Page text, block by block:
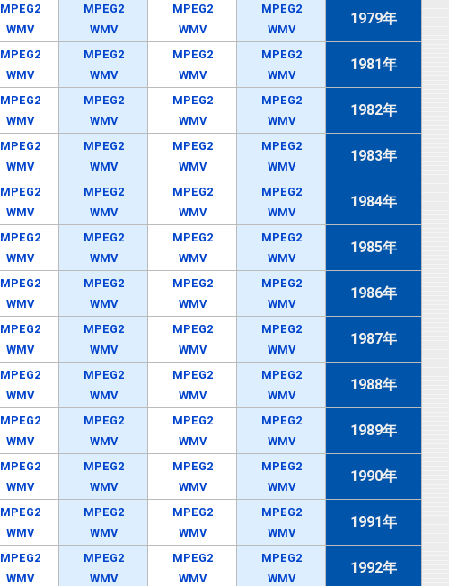
MPEG2
WMV
MPEG2
WMV
MPEG2
WMV
MPEG2
WMV
1979年
MPEG2
WMV
MPEG2
WMV
MPEG2
WMV
MPEG2
WMV
1981年
MPEG2
WMV
MPEG2
WMV
MPEG2
WMV
MPEG2
WMV
1982年
MPEG2
WMV
MPEG2
WMV
MPEG2
WMV
MPEG2
WMV
1983年
MPEG2
WMV
MPEG2
WMV
MPEG2
WMV
MPEG2
WMV
1984年
MPEG2
WMV
MPEG2
WMV
MPEG2
WMV
MPEG2
WMV
1985年
MPEG2
WMV
MPEG2
WMV
MPEG2
WMV
MPEG2
WMV
1986年
MPEG2
WMV
MPEG2
WMV
MPEG2
WMV
MPEG2
WMV
1987年
MPEG2
WMV
MPEG2
WMV
MPEG2
WMV
MPEG2
WMV
1988年
MPEG2
WMV
MPEG2
WMV
MPEG2
WMV
MPEG2
WMV
1989年
MPEG2
WMV
MPEG2
WMV
MPEG2
WMV
MPEG2
WMV
1990年
MPEG2
WMV
MPEG2
WMV
MPEG2
WMV
MPEG2
WMV
1991年
MPEG2
WMV
MPEG2
WMV
MPEG2
WMV
MPEG2
WMV
1992年